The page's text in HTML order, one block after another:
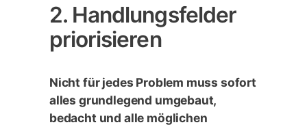
2. Handlungsfelder
priorisieren
Nicht für jedes Problem muss sofort
alles grundlegend umgebaut,
bedacht und alle möglichen